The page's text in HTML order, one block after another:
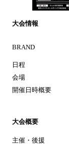
大会情報
BRAND
日程
会場
開催日時概要
大会概要
主催・後援